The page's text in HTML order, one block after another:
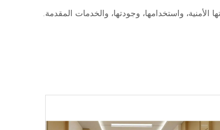
واستخدامها، وجودتها، والخدمات المقدمة.